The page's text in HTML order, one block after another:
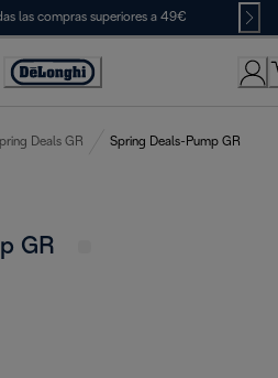
las compras superiores a 49€
Accessibility
Deals GR Spring Deals-Pump GR
GR